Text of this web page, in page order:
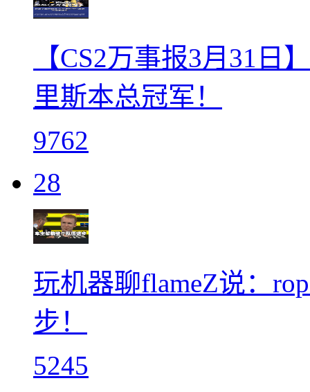
【CS2万事报3月31
里斯本总冠军！
9762
28
玩机器聊flameZ说：
步！
5245